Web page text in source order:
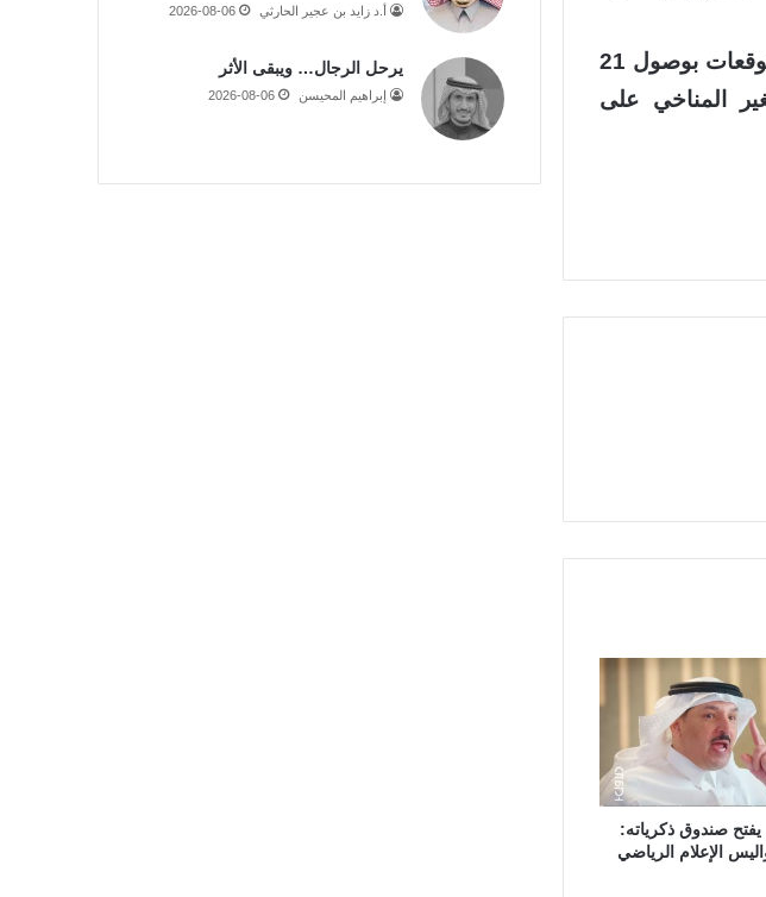
وفي مقارنة تاريخية، أظهرت التقديرات أن نسخة كأس العالم 1994 شهدت توقعات بوصول 21
المناخي على
يفتح صندوق ذكرياته:
أ.د زايد بن عجير الحارثي 2026-08-06
يرحل الرجال… ويبقى الأثر
إبراهيم المحيسن 2026-08-06